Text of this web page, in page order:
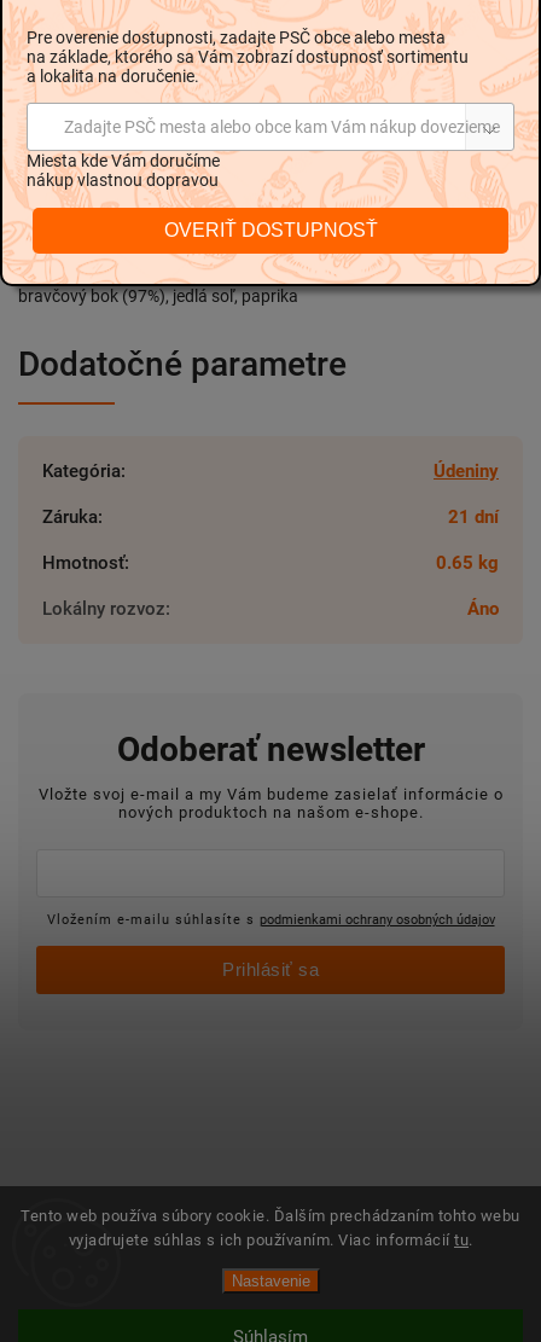
Tento web používa súbory cookie. Ďalším prechádzaním tohto webu
vyjadrujete súhlas s ich používaním. Viac informácií tu.
Nastavenie
Súhlasím
Popis Hodnotenie Diskusia
Podrobný popis
Zloženie
bravčový bok (97%), jedlá soľ, paprika
Dodatočné parametre
Kategória: Údeniny
Záruka: 21 dní
Hmotnosť: 0.65 kg
Lokálny rozvoz: Áno
Odoberať newsletter
Vložte svoj e-mail a my Vám budeme zasielať informácie o
nových produktoch na našom e-shope.
Vložením e-mailu súhlasíte s podmienkami ochrany osobných údajov
Prihlásiť sa
Pre overenie dostupnosti, zadajte PSČ obce alebo mesta
na základe, ktorého sa Vám zobrazí dostupnosť sortimentu
a lokalita na doručenie.
Zadajte PSČ mesta alebo obce kam Vám nákup dovezieme
Miesta kde Vám doručíme
nákup vlastnou dopravou
OVERIŤ DOSTUPNOSŤ